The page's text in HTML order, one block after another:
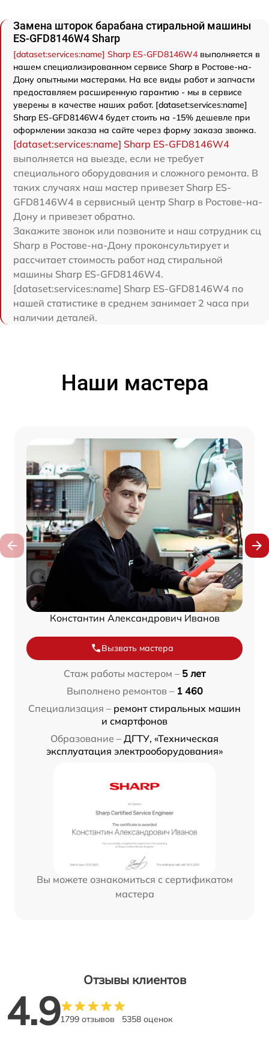
Замена шторок барабана стиральной машины
ES-GFD8146W4 Sharp
[dataset:services:name] Sharp ES-GFD8146W4 выполняется в
нашем специализированном сервисе Sharp в Ростове-на-
Дону опытными мастерами. На все виды работ и запчасти
предоставляем расширенную гарантию - мы в сервисе
уверены в качестве наших работ. [dataset:services:name]
Sharp ES-GFD8146W4 будет стоить на -15% дешевле при
оформлении заказа на сайте через форму заказа звонка.
[dataset:services:name] Sharp ES-GFD8146W4
выполняется на выезде, если не требует
специального оборудования и сложного ремонта. В
таких случаях наш мастер привезет Sharp ES-
GFD8146W4 в сервисный центр Sharp в Ростове-на-
Дону и привезет обратно.
Закажите звонок или позвоните и наш сотрудник сц
Sharp в Ростове-на-Дону проконсультирует и
рассчитает стоимость работ над стиральной
машины Sharp ES-GFD8146W4.
[dataset:services:name] Sharp ES-GFD8146W4 по
нашей статистике в среднем занимает 2 часа при
наличии деталей.
Наши мастера
Константин Александрович Иванов
Вызвать мастера
Стаж работы мастером – 5 лет
Выполнено ремонтов – 1 460
Специализация – ремонт стиральных машин
и смартфонов
Образование – ДГТУ, «Техническая
эксплуатация электрооборудования»
Вы можете ознакомиться с сертификатом
мастера
Отзывы клиентов
4.91799 отзывов 5358 оценок